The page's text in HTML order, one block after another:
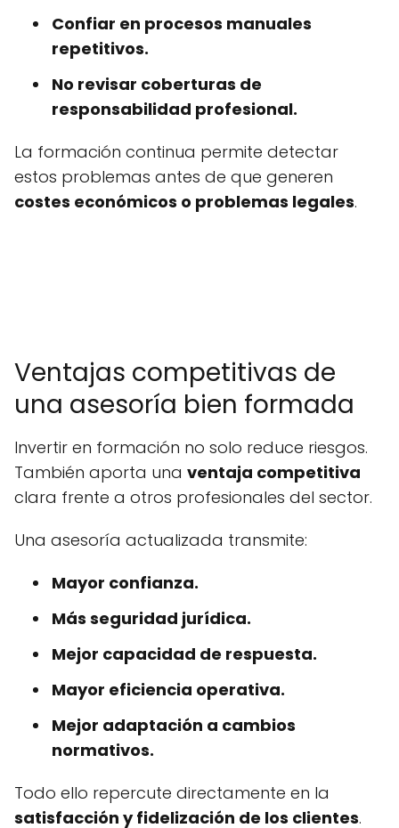
Confiar en procesos manuales
repetitivos.
No revisar coberturas de
responsabilidad profesional.
La formación continua permite detectar
estos problemas antes de que generen
costes económicos o problemas legales.
Ventajas competitivas de
una asesoría bien formada
Invertir en formación no solo reduce riesgos.
También aporta una ventaja competitiva
clara frente a otros profesionales del sector.
Una asesoría actualizada transmite:
Mayor confianza.
Más seguridad jurídica.
Mejor capacidad de respuesta.
Mayor eficiencia operativa.
Mejor adaptación a cambios
normativos.
Todo ello repercute directamente en la
satisfacción y fidelización de los clientes.